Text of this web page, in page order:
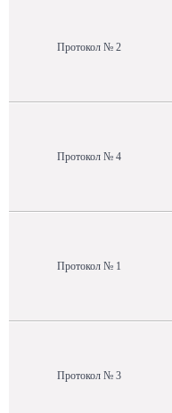
Протокол № 2
Протокол № 4
Протокол № 1
Протокол № 3